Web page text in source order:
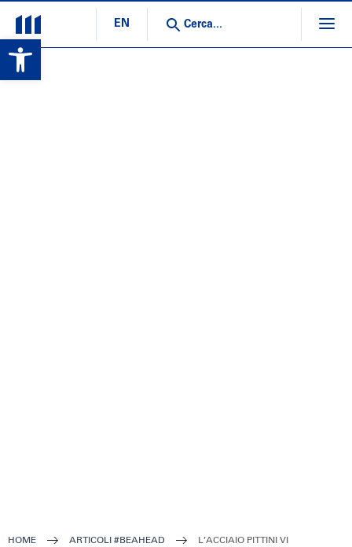
Open toolbar
EN
HOME ARTICOLI #BEAHEAD
L’ACCIAIO PITTINI VI